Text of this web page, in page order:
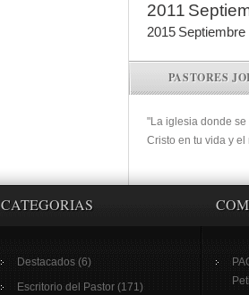
2011
2015 Septiembre
PASTORES
"La iglesia donde
Cristo en tu vida y
CATEGORIAS
Destacados (6)
Escritorio del Pastor (171)